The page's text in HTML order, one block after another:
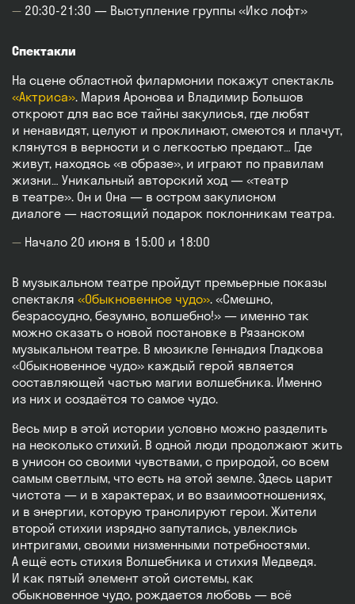
20:30-21:30 — Выступление группы «Икс лофт»
Спектакли
На сцене областной филармонии покажут спектакль
«Актриса». Мария Аронова и Владимир Большов
откроют для вас все тайны закулисья, где любят
и ненавидят, целуют и проклинают, смеются и плачут,
клянутся в верности и с легкостью предают… Где
живут, находясь «в образе», и играют по правилам
жизни… Уникальный авторский ход — «театр
в театре». Он и Она — в остром закулисном
диалоге — настоящий подарок поклонникам театра.
Начало 20 июня в 15:00 и 18:00
В музыкальном театре пройдут премьерные показы
спектакля «Обыкновенное чудо». «Смешно,
безрассудно, безумно, волшебно!» — именно так
можно сказать о новой постановке в Рязанском
музыкальном театре. В мюзикле Геннадия Гладкова
«Обыкновенное чудо» каждый герой является
составляющей частью магии волшебника. Именно
из них и создаётся то самое чудо.
Весь мир в этой истории условно можно разделить
на несколько стихий. В одной люди продолжают жить
в унисон со своими чувствами, с природой, со всем
самым светлым, что есть на этой земле. Здесь царит
чистота — и в характерах, и во взаимоотношениях,
и в энергии, которую транслируют герои. Жители
второй стихии изрядно запутались, увлеклись
интригами, своими низменными потребностями.
А ещё есть стихия Волшебника и стихия Медведя.
И как пятый элемент этой системы, как
обыкновенное чудо, рождается любовь — всё